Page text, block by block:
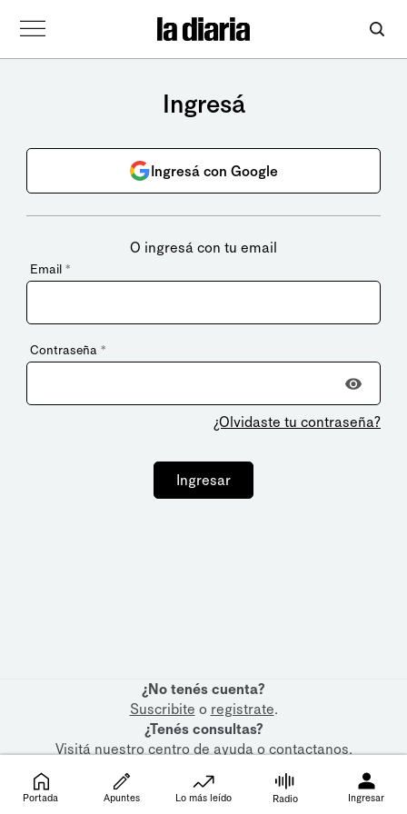
Ingresá
Ingresá con Google
O ingresá con tu email
Email *
Contraseña *
¿Olvidaste tu contraseña?
Ingresar
¿No tenés cuenta?
Suscribite o registrate.
¿Tenés consultas?
Visitá nuestrocentro de ayudaocontactanos.
Portada Apuntes Lo más leído Radio Ingresar